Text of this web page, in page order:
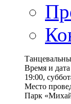
Время и
19:00,
Место
Парк